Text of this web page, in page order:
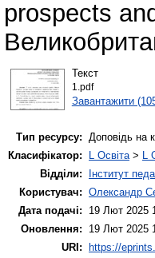
prospects
Текст
1.pdf
Завантажити
Тип ресурсу: Доповідь на
Класифікатор:
L Освіта> L
Відділи:
Інститут
Користувач: Олександр
Дата подачі:
19 Лют 2025
Оновлення:
19 Лют 2025
URI:
https://